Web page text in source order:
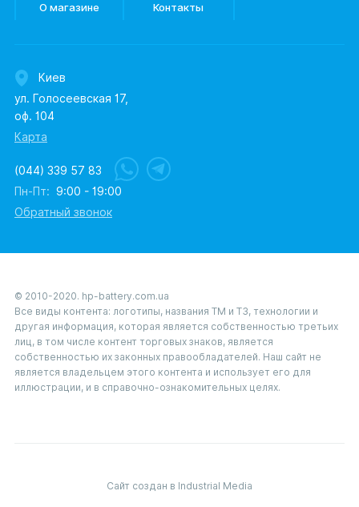
О магазине Контакты
Киев
ул. Голосеевская 17,
оф. 104
Карта
(044) 339 57 83
Пн-Пт: 9:00 - 19:00
Обратный звонок
© 2010-2020. hp-battery.com.ua
Все виды контента: логотипы, названия ТМ и ТЗ, технологии и
другая информация, которая является собственностью третьих
лиц, в том числе контент торговых знаков, является
собственностью их законных правообладателей. Наш сайт не
является владельцем этого контента и использует его для
иллюстрации, и в справочно-ознакомительных целях.
Сайт создан в Industrial Media